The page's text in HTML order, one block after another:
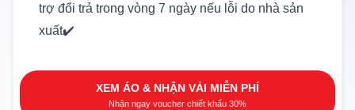
trợ đổi trả trong vòng 7 ngày nếu lỗi do nhà sản
xuất✔️
XEM ÁO & NHẬN VẢI MIỄN PHÍ
Nhận ngay voucher chiết khấu 30%